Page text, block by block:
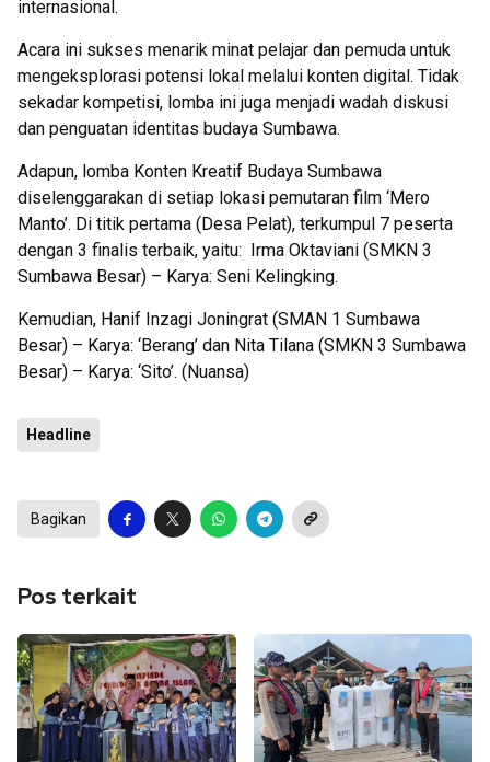
internasional.
Acara ini sukses menarik minat pelajar dan pemuda untuk
mengeksplorasi potensi lokal melalui konten digital. Tidak
sekadar kompetisi, lomba ini juga menjadi wadah diskusi
dan penguatan identitas budaya Sumbawa.
Adapun, lomba Konten Kreatif Budaya Sumbawa
diselenggarakan di setiap lokasi pemutaran film ‘Mero
Manto’. Di titik pertama (Desa Pelat), terkumpul 7 peserta
dengan 3 finalis terbaik, yaitu: Irma Oktaviani (SMKN 3
Sumbawa Besar) – Karya: Seni Kelingking.
Kemudian, Hanif Inzagi Joningrat (SMAN 1 Sumbawa
Besar) – Karya: ‘Berang’ dan Nita Tilana (SMKN 3 Sumbawa
Besar) – Karya: ‘Sito’. (Nuansa)
Headline
Bagikan
Pos terkait